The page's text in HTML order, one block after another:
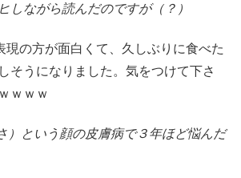
しながら読んだのですが（？）
現の方が面白くて、久しぶりに食べた
そうになりました。気をつけて下さ
ｗｗｗ
）という顔の皮膚病で３年ほど悩んだ